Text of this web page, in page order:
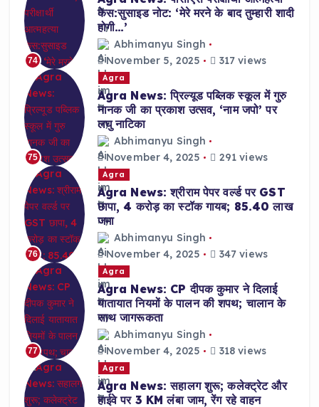
74
केस:सुसाइड नोट: ‘मेरे मरने के बाद तुम्हारी शादी
होगी…’
Abhimanyu Singh
November 5, 2025
317 views
75
Agra
Agra News: प्रिल्यूड पब्लिक स्कूल में गुरु
नानक जी का प्रकाश उत्सव, ‘नाम जपो’ पर
लघु नाटिका
Abhimanyu Singh
November 4, 2025
291 views
76
Agra
Agra News: श्रीराम पेपर वर्ल्ड पर GST
छापा, 4 करोड़ का स्टॉक गायब; 85.40 लाख
जमा
Abhimanyu Singh
November 4, 2025
347 views
77
Agra
Agra News: CP दीपक कुमार ने दिलाई
यातायात नियमों के पालन की शपथ; चालान के
साथ जागरूकता
Abhimanyu Singh
November 4, 2025
318 views
Agra
Agra News: सहालग शुरू; कलेक्ट्रेट और
हाईवे पर 3 KM लंबा जाम, रेंग रहे वाहन